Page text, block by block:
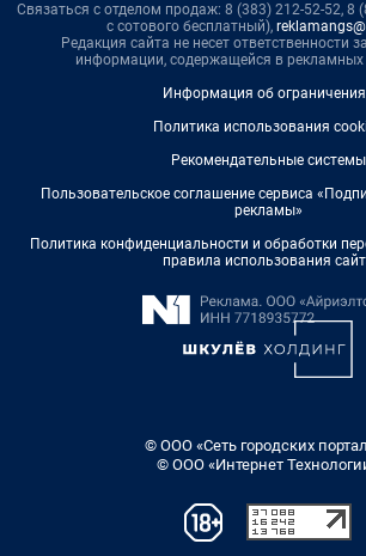
Связаться с отделом продаж: 8 (383) 212-52-52, 8
с сотового бесплатный),
Редакция сайта не несет ответственности
информации, содержащейся в рекламных
Информация об
Политика использования
Рекомендательные системы
Пользовательское соглашение сервиса
рекламы»
Политика конфиденциальности и обработки
правила использования
© ООО «Сеть городских
© ООО «Интернет